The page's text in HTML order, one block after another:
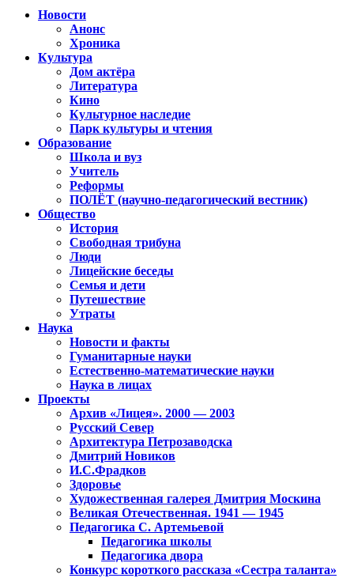
Новости
Анонс
Хроника
Культура
Дом актёра
Литература
Кино
Культурное наследие
Парк культуры и чтения
Образование
Школа и вуз
Учитель
Реформы
ПОЛЁТ (научно-педагогический вестник)
Общество
История
Свободная трибуна
Люди
Лицейские беседы
Семья и дети
Путешествие
Утраты
Наука
Новости и факты
Гуманитарные науки
Естественно-математические науки
Наука в лицах
Проекты
Архив «Лицея». 2000 — 2003
Русский Север
Архитектура Петрозаводска
Дмитрий Новиков
И.С.Фрадков
Здоровье
Художественная галерея Дмитрия Москина
Великая Отечественная. 1941 — 1945
Педагогика С. Артемьевой
Педагогика школы
Педагогика двора
Конкурс короткого рассказа «Сестра таланта»